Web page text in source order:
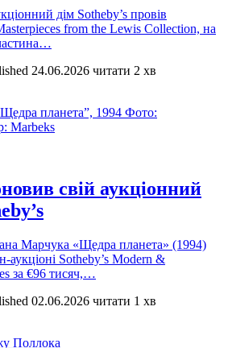
дім Sotheby’s провів
from the Lewis Collection, на
24.06.2026 читати 2 хв
свій аукціонний
Марчука «Щедра планета» (1994)
аукціоні Sotheby’s Modern &
за €96 тисяч,…
02.06.2026 читати 1 хв